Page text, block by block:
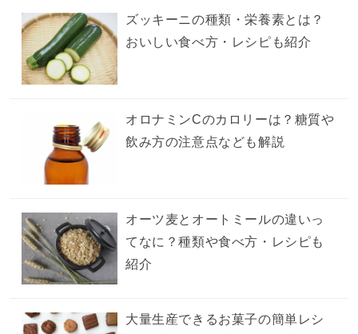
ズッキーニの種類・栄養素とは？
おいしい食べ方・レシピも紹介
オロナミンCのカロリーは？糖質や
飲み方の注意点なども解説
オーツ麦とオートミールの違いっ
てなに？種類や食べ方・レシピも
紹介
大量生産できるお菓子の簡単レシ